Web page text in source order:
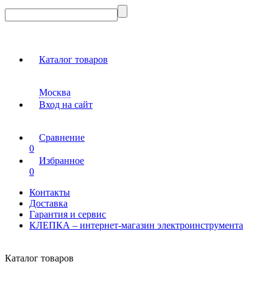
Каталог товаров
Москва
Вход на сайт
Сравнение
0
Избранное
0
Контакты
Доставка
Гарантия и сервис
КЛЕПКА – интернет-магазин электроинструмента
Каталог товаров